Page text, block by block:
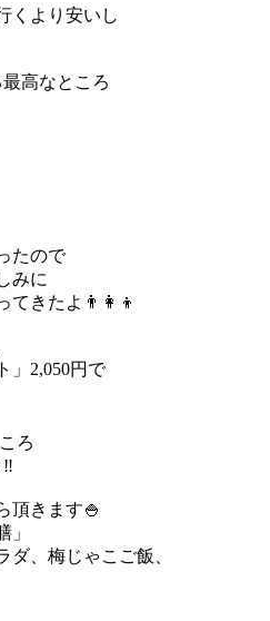
くより安いし
高なところ
たので
みに
てきたよ👨‍👩‍👦
」2,050円で
ろ
頂きます🍚
ダ、梅じゃこご飯、